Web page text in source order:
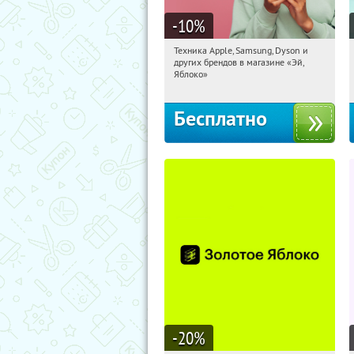
-10%
15:22:00
Получи первым!
Багратионовская
Техника Apple, Samsung, Dyson и
других брендов в магазине «Эй,
Яблоко»
Бесплатно
-20%